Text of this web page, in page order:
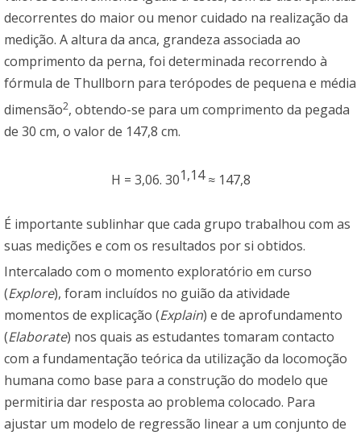
decorrentes do maior ou menor cuidado na realização da
medição. A altura da anca, grandeza associada ao
comprimento da perna, foi determinada recorrendo à
fórmula de Thullborn para terópodes de pequena e média
dimensão2, obtendo-se para um comprimento da pegada
de 30 cm, o valor de 147,8 cm.
H = 3,06. 301,14≈ 147,8
É importante sublinhar que cada grupo trabalhou com as
suas medições e com os resultados por si obtidos.
Intercalado com o momento exploratório em curso
(Explore), foram incluídos no guião da atividade
momentos de explicação (Explain) e de aprofundamento
(Elaborate) nos quais as estudantes tomaram contacto
com a fundamentação teórica da utilização da locomoção
humana como base para a construção do modelo que
permitiria dar resposta ao problema colocado. Para
ajustar um modelo de regressão linear a um conjunto de